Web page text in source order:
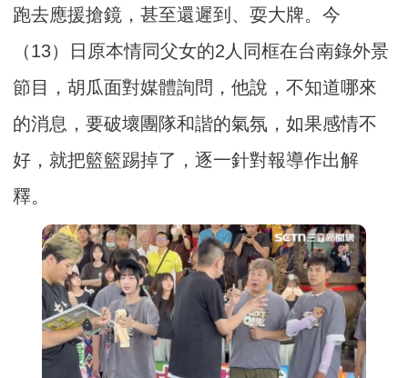
跑去應援搶鏡，甚至還遲到、耍大牌。今
（13）日原本情同父女的2人同框在台南錄外景
節目，胡瓜面對媒體詢問，他說，不知道哪來
的消息，要破壞團隊和諧的氣氛，如果感情不
好，就把籃籃踢掉了，逐一針對報導作出解
釋。